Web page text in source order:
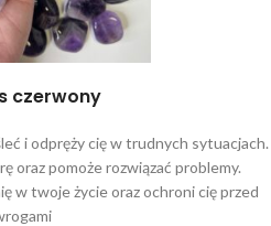
czerwony
i odpręży cię w trudnych sytuacjach.
oraz pomoże rozwiązać problemy.
w twoje życie oraz ochroni cię przed